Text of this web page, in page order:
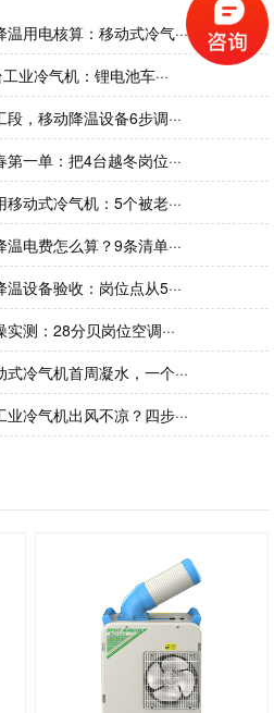
用电核算：移动式冷气···
业冷气机：锂电池车···
，移动降温设备6步调···
一单：把4台越冬岗位···
动式冷气机：5个被老···
电费怎么算？9条清单···
设备验收：岗位点从5···
测：28分贝岗位空调···
冷气机首周凝水，一个···
冷气机出风不凉？四步···